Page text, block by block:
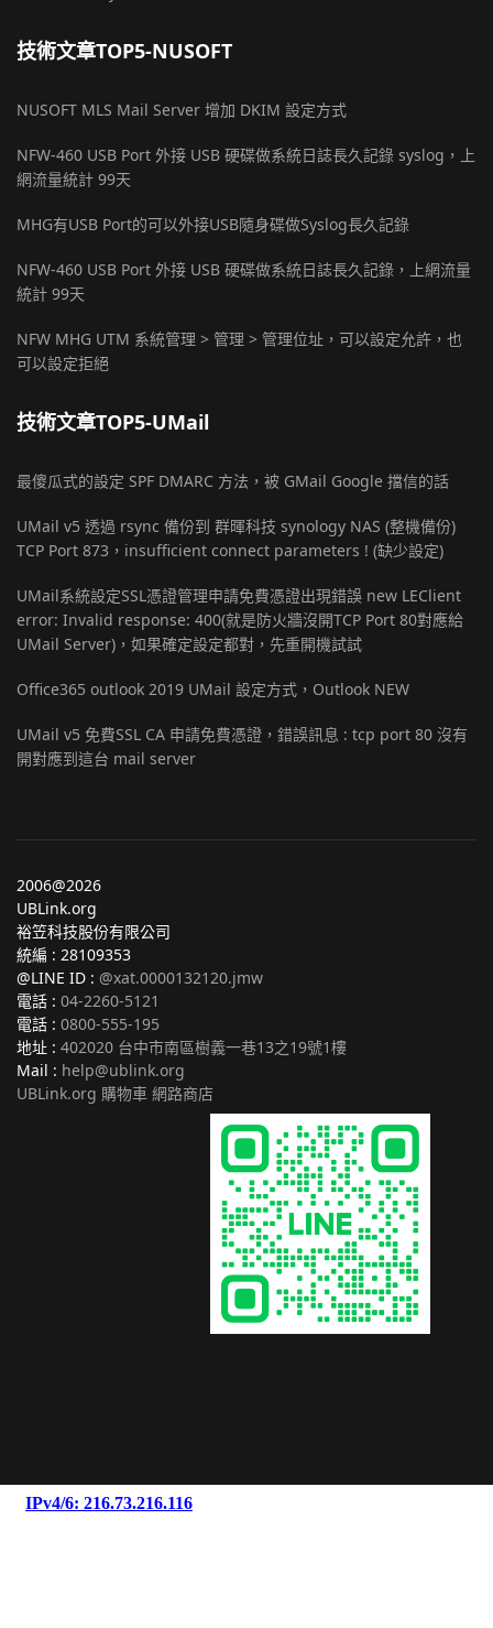
技術文章TOP5-NUSOFT
NUSOFT MLS Mail Server 增加 DKIM 設定方式
NFW-460 USB Port 外接 USB 硬碟做系統日誌長久記錄 syslog，上
網流量統計 99天
MHG有USB Port的可以外接USB隨身碟做Syslog長久記錄
NFW-460 USB Port 外接 USB 硬碟做系統日誌長久記錄，上網流量
統計 99天
NFW MHG UTM 系統管理 > 管理 > 管理位址，可以設定允許，也
可以設定拒絕
技術文章TOP5-UMail
最傻瓜式的設定 SPF DMARC 方法，被 GMail Google 擋信的話
UMail v5 透過 rsync 備份到 群暉科技 synology NAS (整機備份)
TCP Port 873，insufficient connect parameters ! (缺少設定)
UMail系統設定SSL憑證管理申請免費憑證出現錯誤 new LEClient
error: Invalid response: 400(就是防火牆沒開TCP Port 80對應給
UMail Server)，如果確定設定都對，先重開機試試
Office365 outlook 2019 UMail 設定方式，Outlook NEW
UMail v5 免費SSL CA 申請免費憑證，錯誤訊息 : tcp port 80 沒有
開對應到這台 mail server
2006@2026
UBLink.org
裕笠科技股份有限公司
統編 : 28109353
@LINE ID : @xat.0000132120.jmw
電話 : 04-2260-5121
電話 : 0800-555-195
地址 : 402020 台中市南區樹義一巷13之19號1樓
Mail : help@ublink.org
UBLink.org 購物車 網路商店